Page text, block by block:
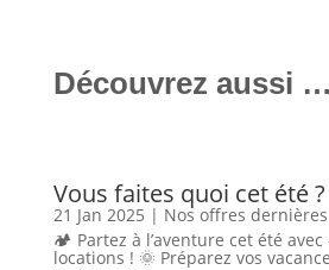
Découvrez aussi …
Vous faites quoi cet été ?
21 Jan 2025 | Nos offres
🏕️ Partez à l’aventure cet été avec
locations ! 🌞 Préparez vos